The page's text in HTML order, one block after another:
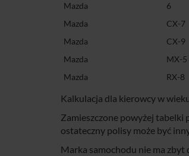
Mazda
6
Mazda
CX-7
Mazda
CX-9
Mazda
MX-5
Mazda
RX-8
Kalkulacja dla kierowcy w
Zamieszczone powyżej tabelki
ostateczny polisy może być
Marka samochodu nie ma zbyt